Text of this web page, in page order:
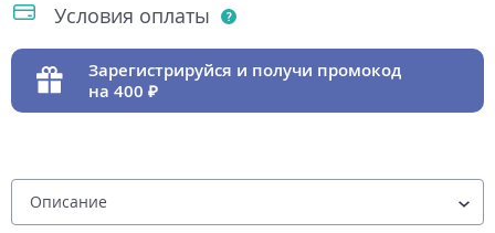
Условия оплаты
Зарегистрируйся и получи промокод
на 400